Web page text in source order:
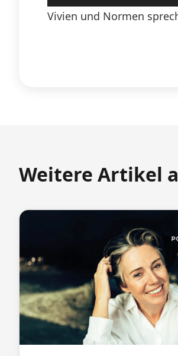
Player
Vivien und Normen
Weitere Artikel